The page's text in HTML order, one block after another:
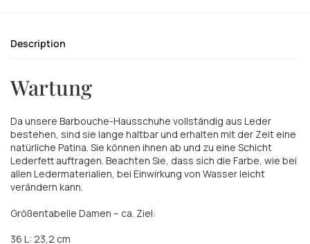
Description
Wartung
Da unsere Barbouche-Hausschuhe vollständig aus Leder
bestehen, sind sie lange haltbar und erhalten mit der Zeit eine
natürliche Patina. Sie können ihnen ab und zu eine Schicht
Lederfett auftragen. Beachten Sie, dass sich die Farbe, wie bei
allen Ledermaterialien, bei Einwirkung von Wasser leicht
verändern kann.
Größentabelle Damen – ca. Ziel:
36 L: 23,2 cm